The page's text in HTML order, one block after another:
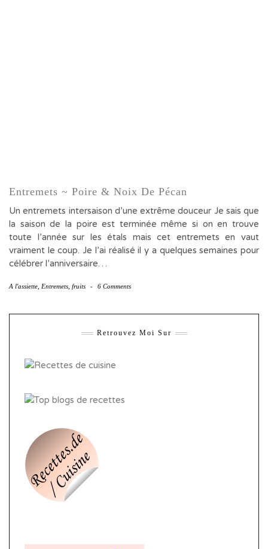
Entremets ~ Poire & Noix De Pécan
Un entremets intersaison d’une extrême douceur Je sais que
la saison de la poire est terminée même si on en trouve
toute l’année sur les étals mais cet entremets en vaut
vraiment le coup. Je l’ai réalisé il y a quelques semaines pour
célébrer l’anniversaire…
A l'assiette Entremets fruits - 6 Comments
Retrouvez Moi Sur